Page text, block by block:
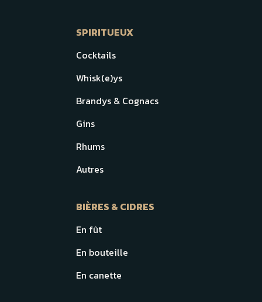
SPIRITUEUX
Cocktails
Whisk(e)ys
Brandys & Cognacs
Gins
Rhums
Autres
BIÈRES & CIDRES
En fût
En bouteille
En canette